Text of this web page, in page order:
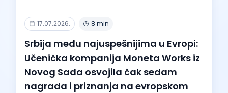
17.07.2026. 8 min
Srbija među najuspešnijima u Evropi:
Učenička kompanija Moneta Works iz
Novog Sada osvojila čak sedam
nagrada i priznanja na evropskom